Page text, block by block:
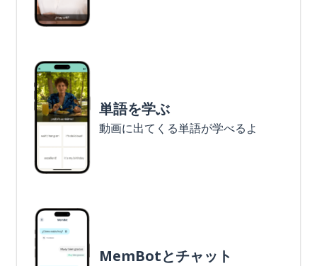
単語を学ぶ
動画に出てくる単語が学べるよ
MemBotとチャット